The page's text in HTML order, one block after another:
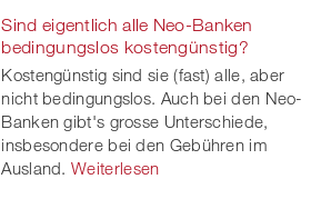
Sind eigentlich alle Neo-Banken
bedingungslos kostengünstig?
Kostengünstig sind sie (fast) alle, aber
nicht bedingungslos. Auch bei den Neo-
Banken gibt's grosse Unterschiede,
insbesondere bei den Gebühren im
Ausland. Weiterlesen